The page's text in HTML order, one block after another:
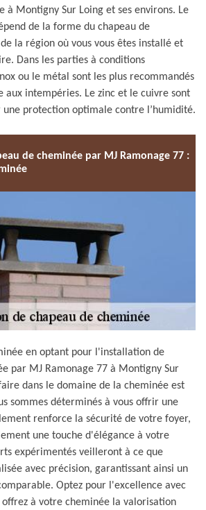
à Montigny Sur Loing et ses environs. Le
de la forme du chapeau de
la région où vous vous êtes installé et
Dans les parties à conditions
ou le métal sont les plus recommandés
aux intempéries. Le zinc et le cuivre sont
une protection optimale contre l’humidité.
de cheminée par MJ Ramonage 77 :
en optant pour l'installation de
par MJ Ramonage 77 à Montigny Sur
dans le domaine de la cheminée est
sommes déterminés à vous offrir une
renforce la sécurité de votre foyer,
une touche d'élégance à votre
expérimentés veilleront à ce que
avec précision, garantissant ainsi un
Optez pour l'excellence avec
offrez à votre cheminée la valorisation